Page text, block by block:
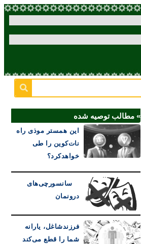
» مطالب توصیه شده
این همستر موذی راه
نات‌کوین را طی
خواهدکرد؟
سانسورچی‌های
درونمان
فرزندشاغل، یارانه
شما را قطع می‌کند